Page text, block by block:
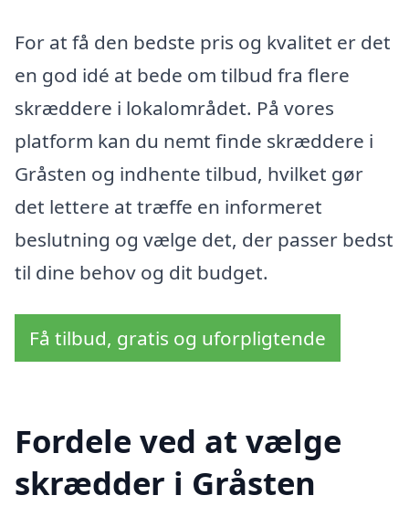
For at få den bedste pris og kvalitet er det
en god idé at bede om tilbud fra flere
skræddere i lokalområdet. På vores
platform kan du nemt finde skræddere i
Gråsten og indhente tilbud, hvilket gør
det lettere at træffe en informeret
beslutning og vælge det, der passer bedst
til dine behov og dit budget.
Få tilbud, gratis og uforpligtende
Fordele ved at vælge
skrædder i Gråsten